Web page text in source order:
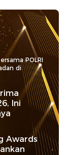
POLRI
di
Ini
Awards